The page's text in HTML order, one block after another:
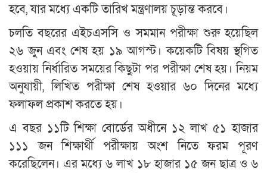
হবে, যার মধ্যে একটি তারিখ মন্ত্রণালয় চূড়ান্ত করবে।
চলতি বছরের এইচএসসি ও সমমান পরীক্ষা শুরু হয়েছিল
২৬ জুন এবং শেষ হয় ১৯ আগস্ট। কয়েকটি বিষয় স্থগিত
হওয়ায় নির্ধারিত সময়ের কিছুটা পর পরীক্ষা শেষ হয়। নিয়ম
অনুযায়ী, লিখিত পরীক্ষা শেষ হওয়ার ৬০ দিনের মধ্যে
ফলাফল প্রকাশ করতে হয়।
এ বছর ১১টি শিক্ষা বোর্ডের অধীনে ১২ লাখ ৫১ হাজার
১১১ জন শিক্ষার্থী পরীক্ষায় অংশ নিতে ফরম পূরণ
করেছিলেন। এর মধ্যে ৬ লাখ ১৮ হাজার ১৫ জন ছাত্র ও ৬